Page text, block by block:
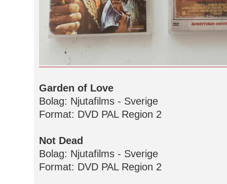
Garden of Love
Bolag: Njutafilms - Sverige
Format: DVD PAL Region 2
Not Dead
Bolag: Njutafilms - Sverige
Format: DVD PAL Region 2